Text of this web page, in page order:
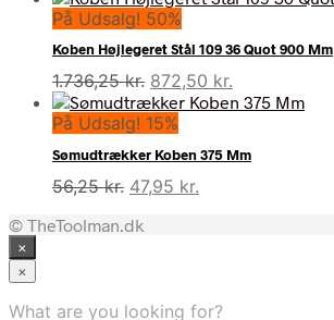
pris
42,50 kr..
er:
36,00 kr..
På Udsalg! 50%
Koben Højlegeret Stål 109 36 Quot 900 Mm
1.736,25kr. Den
oprindelige
pris
var:
1.736,25 kr..
872,50 kr.
aktuelle
er:
872,50 kr..
På Udsalg! 15%
Sømudtrækker Koben 375 Mm
56,25kr. Den
pris
47,95 kr.
© TheToolman.dk
×
×
What are you looking for?